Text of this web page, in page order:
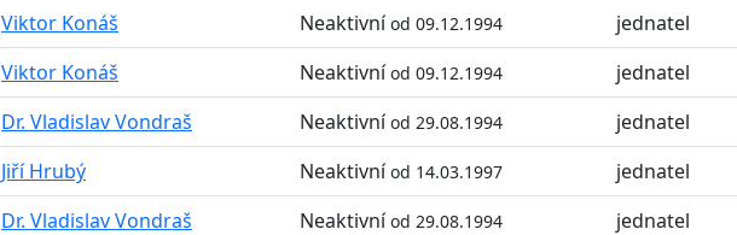
Viktor Konáš
Neaktivníod 09.12.1994 jednatel
Viktor Konáš
Neaktivníod 09.12.1994 jednatel
Dr. Vladislav Vondraš
Neaktivníod 29.08.1994 jednatel
Jiří Hrubý
Neaktivníod 14.03.1997 jednatel
Dr. Vladislav Vondraš
Neaktivníod 29.08.1994 jednatel